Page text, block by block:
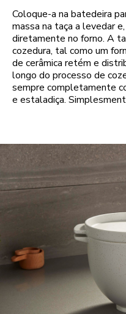
Coloque-a na batedeira
massa na taça a levedar
diretamente no forno. A
cozedura, tal como um
de cerâmica retém e
longo do processo de
sempre completamente
e estaladiça.